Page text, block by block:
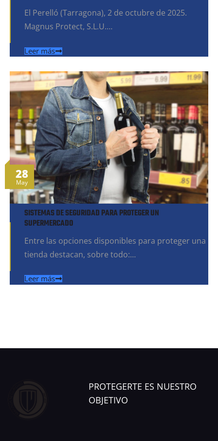
El Perelló (Tarragona), 2 de octubre de 2025.
Magnus Protect, S.L.U.…
Leer más
28
May
SISTEMAS DE SEGURIDAD PARA PROTEGER UN
SUPERMERCADO
Entre las opciones disponibles para proteger una
tienda destacan, sobre todo:…
Leer más
PROTEGERTE ES NUESTRO
OBJETIVO